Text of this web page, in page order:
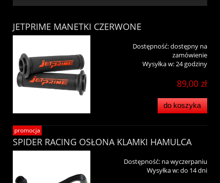
JETPRIME MANETKI CZERWONE
Dostępność:dostępny na
zamówienie
Wysyłka w:24 godziny
89,00 zł
do koszyka
SPIDER RACING OSŁONA KLAMKI HAMULCA
Dostępność: na wyczerpaniu
Wysyłka w:do 14 dni
promocja